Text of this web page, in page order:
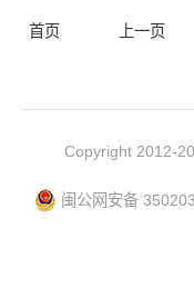
首页 上一页
Copyright 2012-
闽公网安备